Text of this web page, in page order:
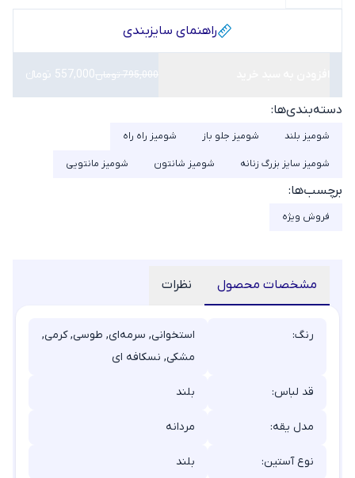
راهنمای سایز‌بندی
795,000 تومان 557,000 تومانء
دسته‌بندی‌ها:
شومیز بلند شومیز جلو باز شومیز راه راه
شومیز سایز بزرگ زنانه شومیز شانتون شومیز مانتویی
برچسب‌ها:
فروش ویژه
مشخصات محصول نظرات
رنگ:
استخوانی, سرمه‌ای, طوسی, کرمی,
مشکی, نسکافه ای
قد لباس: بلند
مدل یقه: مردانه
نوع آستین: بلند